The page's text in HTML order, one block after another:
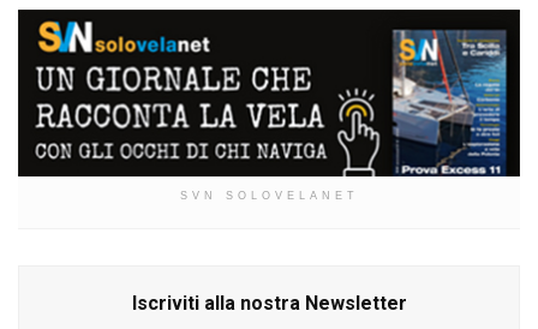
SVN SOLOVELANET
Iscriviti alla nostra Newsletter